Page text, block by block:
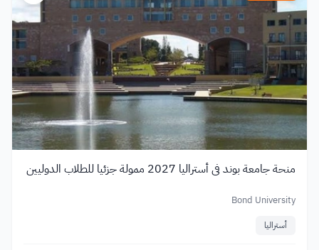
منحة جامعة بوند في أستراليا 2027 ممولة جزئيا للطلاب الدوليين
Bond University
أستراليا